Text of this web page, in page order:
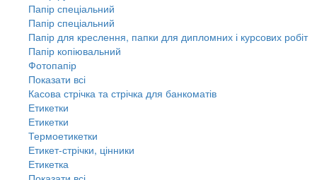
Папір спеціальний
Папір спеціальний
Папір для креслення, папки для дипломних і курсових робіт
Папір копіювальний
Фотопапір
Показати всі
Касова стрічка та стрічка для банкоматів
Етикетки
Етикетки
Термоетикетки
Етикет-стрічки, цінники
Етикетка